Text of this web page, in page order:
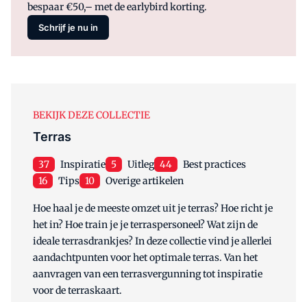
bespaar €50,– met de earlybird korting.
Schrijf je nu in
BEKIJK DEZE COLLECTIE
Terras
37 Inspiratie 5 Uitleg 44
Best practices
16
Tips 10 Overige artikelen
Hoe haal je de meeste omzet uit je terras? Hoe richt je
het in? Hoe train je je terraspersoneel? Wat zijn de
ideale terrasdrankjes? In deze collectie vind je allerlei
aandachtpunten voor het optimale terras. Van het
aanvragen van een terrasvergunning tot inspiratie
voor de terraskaart.